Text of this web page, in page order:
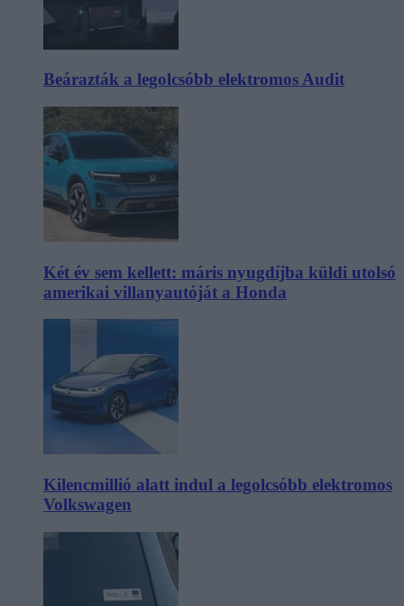
Beárazták a legolcsóbb elektromos Audit
Két év sem kellett: máris nyugdíjba küldi utolsó
amerikai villanyautóját a Honda
Kilencmillió alatt indul a legolcsóbb elektromos
Volkswagen